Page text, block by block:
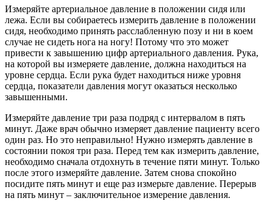
Измеряйте артериальное давление в положении сидя или
лежа. Если вы собираетесь измерить давление в положении
сидя, необходимо принять расслабленную позу и ни в коем
случае не сидеть нога на ногу! Потому что это может
привести к завышению цифр артериального давления. Рука,
на которой вы измеряете давление, должна находиться на
уровне сердца. Если рука будет находиться ниже уровня
сердца, показатели давления могут оказаться несколько
завышенными.
Измеряйте давление три раза подряд с интервалом в пять
минут. Даже врач обычно измеряет давление пациенту всего
один раз. Но это неправильно! Нужно измерять давление в
состоянии покоя три раза. Перед тем как измерить давление,
необходимо сначала отдохнуть в течение пяти минут. Только
после этого измеряйте давление. Затем снова спокойно
посидите пять минут и еще раз измерьте давление. Перерыв
на пять минут – заключительное измерение давления.